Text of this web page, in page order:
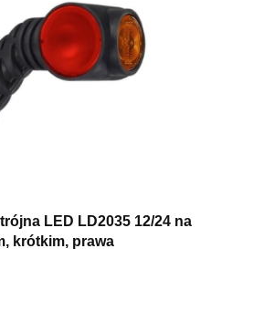
LED LD2035 12/24 na
krótkim, prawa